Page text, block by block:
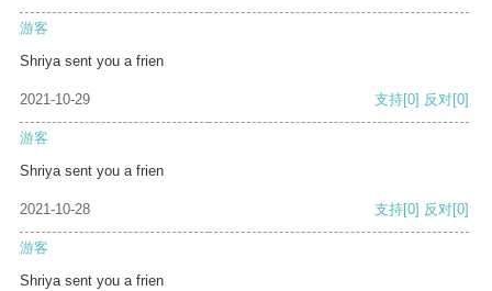
游客
Shriya sent you a frien
2021-10-29 支持[0] 反对[0]
游客
Shriya sent you a frien
2021-10-28 支持[0] 反对[0]
游客
Shriya sent you a frien